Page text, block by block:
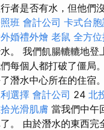
者是否有水，但他們
班 會計公司 卡式台
婚禮外燴 老鼠 全方
。 我們飢腸轆轆地登
每個人都打破了僵局。
潛水中心所在的住宿。
選擇 會計公司 24 北
光滑肌膚 當我們中午
。 由於潛水的東西完